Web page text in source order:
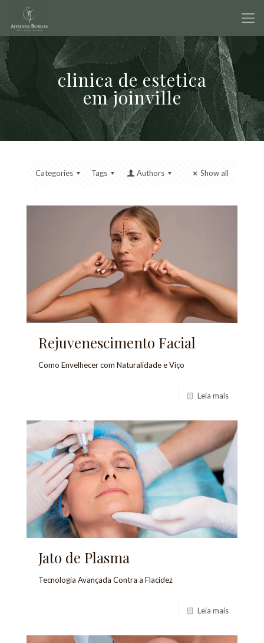
clinica de estetica
em joinville
Categories Tags Authors Show all
Rejuvenescimento Facial
Como Envelhecer com Naturalidade e Viço
Leia mais
Jato de Plasma
Tecnologia Avançada Contra a Flacidez
Leia mais